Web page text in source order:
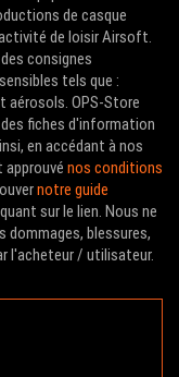
de casque
de loisir Airsoft.
consignes
tels que :
aérosols. OPS-Store
fiches d'information
en accédant à nos
approuvé nos conditions
notre guide
sur le lien. Nous ne
dommages, blessures,
l'acheteur / utilisateur.